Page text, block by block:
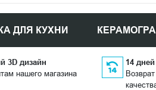
ДЛЯ КУХНИ
3D дизайн
нашего магазина
14